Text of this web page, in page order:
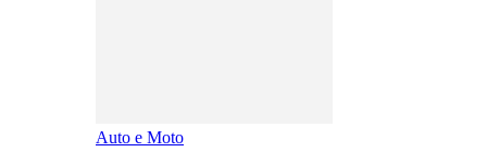
Auto e Moto